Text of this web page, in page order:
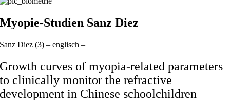
Myopie-Studien Sanz Diez
Sanz Diez (3) – englisch –
Growth curves of myopia-related parameters
to clinically monitor the refractive
development in Chinese schoolchildren